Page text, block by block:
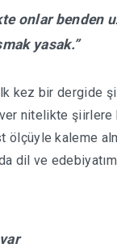
onlar benden
yasak.”
kez bir dergide
nitelikte şiirlere
kaleme
dil ve